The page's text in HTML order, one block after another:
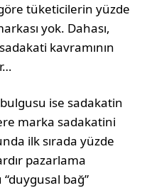
tüketicilerin yüzde
yok. Dahası,
kavramının
ise sadakatin
marka sadakatini
ilk sırada yüzde
pazarlama
bağ”